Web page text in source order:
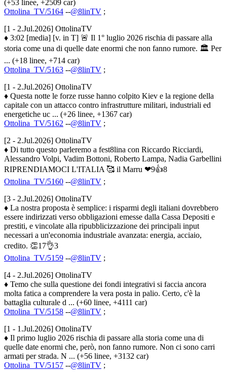
(+53 linee, +2509 car)
Ottolina_TV/5164 --@8linTV ;
[1 - 2.Jul.2026] OttolinaTV
♦ 3:02 [media] [v. in T] 🚨 Il 1° luglio 2026 rischia di passare alla
storia come una di quelle date enormi che non fanno rumore. 🏛️ Per
... (+18 linee, +714 car)
Ottolina_TV/5163 --@8linTV ;
[1 - 2.Jul.2026] OttolinaTV
♦ Questa notte le forze russe hanno colpito Kiev e la regione della
capitale con un attacco contro infrastrutture militari, industriali ed
energetiche uc ... (+26 linee, +1367 car)
Ottolina_TV/5162 --@8linTV ;
[2 - 2.Jul.2026] OttolinaTV
♦ Di tutto questo parleremo a fest8lina con Riccardo Ricciardi,
Alessandro Volpi, Vadim Bottoni, Roberto Lampa, Nadia Garbellini
RIPRENDIAMOCI L'ITALIA 🥰 il Marru ❤9👍8
Ottolina_TV/5160 --@8linTV ;
[3 - 2.Jul.2026] OttolinaTV
♦ La nostra proposta è semplice: i risparmi degli italiani dovrebbero
essere indirizzati verso obbligazioni emesse dalla Cassa Depositi e
prestiti, e vincolate alla ripubblicizzazione dei principali input
necessari a un'economia industriale avanzata: energia, acciaio,
credito. 👏17👌3
Ottolina_TV/5159 --@8linTV ;
[4 - 2.Jul.2026] OttolinaTV
♦ Temo che sulla questione dei fondi integrativi si faccia ancora
molta fatica a comprendere la vera posta in palio. Certo, c'è la
battaglia culturale d ... (+60 linee, +4111 car)
Ottolina_TV/5158 --@8linTV ;
[1 - 1.Jul.2026] OttolinaTV
♦ Il primo luglio 2026 rischia di passare alla storia come una di
quelle date enormi che, però, non fanno rumore. Non ci sono carri
armati per strada. N ... (+56 linee, +3132 car)
Ottolina_TV/5157 --@8linTV ;